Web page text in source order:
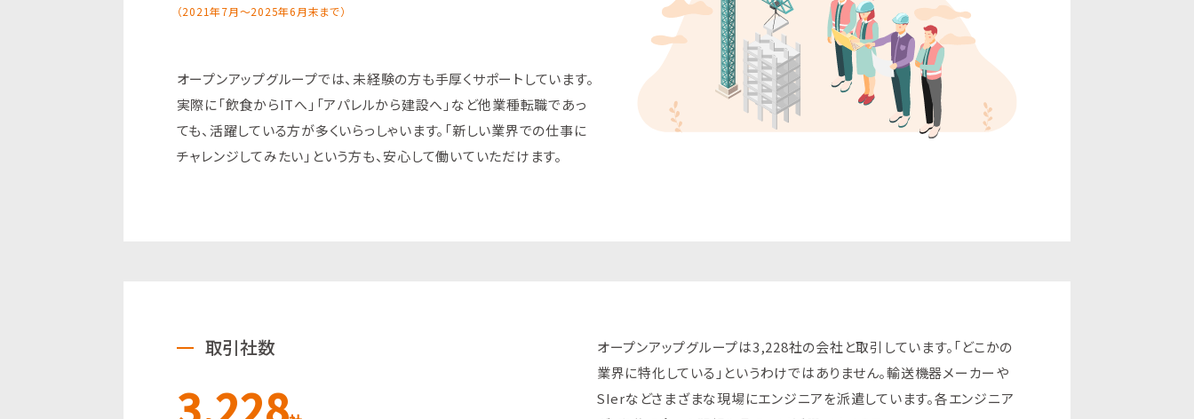
（2021年7月～2025年6月末まで）
オープンアップグループでは、未経験の方も手厚くサポートしています。
実際に「飲食からITへ」「アパレルから建設へ」など他業種転職であっ
ても、活躍している方が多くいらっしゃいます。「新しい業界での仕事に
チャレンジしてみたい」という方も、安心して働いていただけます。
取引社数
オープンアップグループは3,228社の会社と取引しています。「どこかの
業界に特化している」というわけではありません。輸送機器メーカーや
SIerなどさまざまな現場にエンジニアを派遣しています。各エンジニア